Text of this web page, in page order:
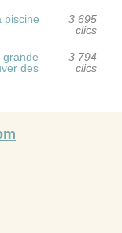
piscine
3 695
clics
grande
des
3 794
clics